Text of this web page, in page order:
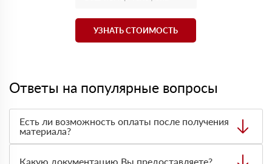
УЗНАТЬ СТОИМОСТЬ
Ответы на популярные вопросы
Есть ли возможность оплаты после получения
материала?
оплата по факту получения товара. При этом, если
Какую документацию Вы предоставляете?